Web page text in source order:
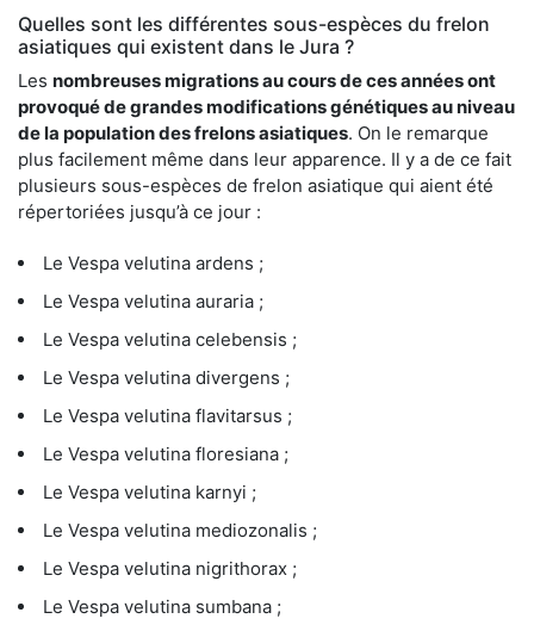
Quelles sont les différentes sous-espèces du frelon
asiatiques qui existent dans le Jura ?
Les nombreuses migrations au cours de ces années ont
provoqué de grandes modifications génétiques au niveau
de la population des frelons asiatiques. On le remarque
plus facilement même dans leur apparence. Il y a de ce fait
plusieurs sous-espèces de frelon asiatique qui aient été
répertoriées jusqu’à ce jour :
Le Vespa velutina ardens ;
Le Vespa velutina auraria ;
Le Vespa velutina celebensis ;
Le Vespa velutina divergens ;
Le Vespa velutina flavitarsus ;
Le Vespa velutina floresiana ;
Le Vespa velutina karnyi ;
Le Vespa velutina mediozonalis ;
Le Vespa velutina nigrithorax ;
Le Vespa velutina sumbana ;